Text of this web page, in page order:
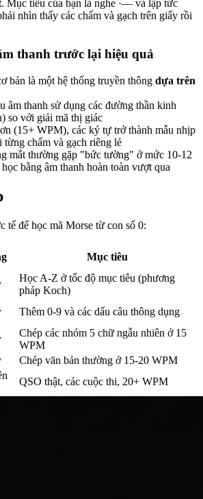
. Mục tiêu của bạn là nghe ·— và lập tức
nhìn thấy các chấm và gạch trên giấy rồi
thanh trước lại hiệu quả
bản là một hệ thống truyền thông dựa trên
âm thanh sử dụng các đường thần kinh
so với giải mã thị giác
(15+ WPM), các ký tự trở thành mẫu nhịp
từng chấm và gạch riêng lẻ
mắt thường gặp "bức tường" ở mức 10-12
bằng âm thanh hoàn toàn vượt qua
tế để học mã Morse từ con số 0:
Mục tiêu
Học A-Z ở tốc độ mục tiêu (phương
pháp Koch)
Thêm 0-9 và các dấu câu thông dụng
Chép các nhóm 5 chữ ngẫu nhiên ở 15
WPM
Chép văn bản thường ở 15-20 WPM
QSO thật, các cuộc thi, 20+ WPM